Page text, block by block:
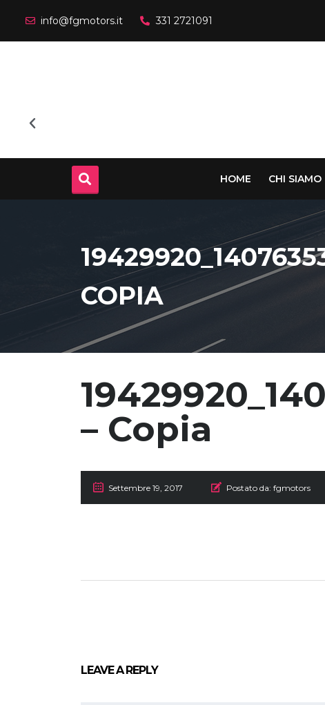
info@fgmotors.it 331 2721091
HOME CHI SIAMO
COPIA
– Copia
Settembre 19, 2017 Postato da: fgmotors
LEAVE A REPLY